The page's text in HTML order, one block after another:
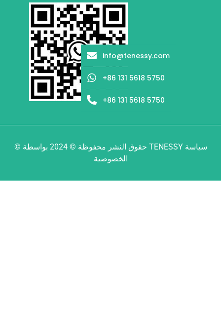
© حقوق النشر محفوظة © 2024 بواسطة TENESSY سياسة
الخصوصية
info@tenessy.com
+86 131 5618 5750
+86 131 5618 5750